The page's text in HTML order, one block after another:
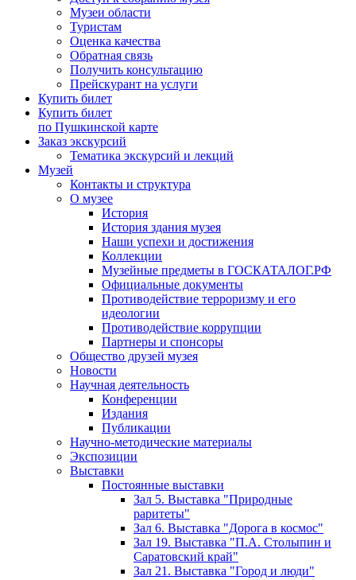
Музеи области
Туристам
Оценка качества
Обратная связь
Получить консультацию
Прейскурант на услуги
Купить билет
Купить билет
по Пушкинской карте
Заказ экскурсий
Тематика экскурсий и лекций
Музей
Контакты и структура
О музее
История
История здания музея
Наши успехи и достижения
Коллекции
Музейные предметы в ГОСКАТАЛОГ.РФ
Официальные документы
Противодействие терроризму и его
идеологии
Противодействие коррупции
Партнеры и спонсоры
Общество друзей музея
Новости
Научная деятельность
Конференции
Издания
Публикации
Научно-методические материалы
Экспозиции
Выставки
Постоянные выставки
Зал 5. Выставка "Природные
раритеты"
Зал 6. Выставка "Дорога в космос"
Зал 19. Выставка "П.А. Столыпин и
Саратовский край"
Зал 21. Выставка "Город и люди"